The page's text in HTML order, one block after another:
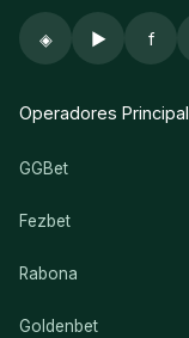
◈ ▶ f
Operadores
GGBet
Fezbet
Rabona
Goldenbet